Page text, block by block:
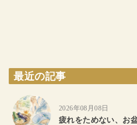
最近の記事
2026年08月08日
疲れをためない、お